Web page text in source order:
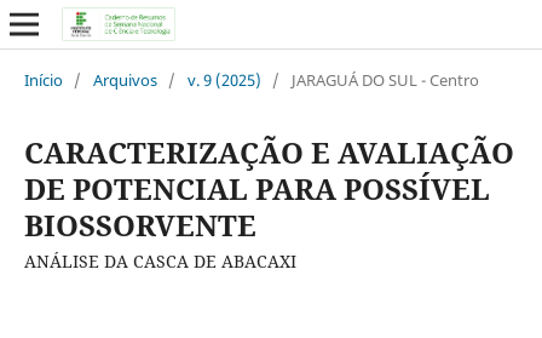
Início / Arquivos / v. 9 (2025) / JARAGUÁ DO SUL - Centro
CARACTERIZAÇÃO E AVALIAÇÃO
DE POTENCIAL PARA POSSÍVEL
BIOSSORVENTE
ANÁLISE DA CASCA DE ABACAXI